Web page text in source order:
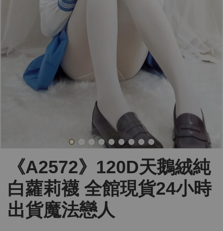
《A2572》120D天鵝絨純
白蘿莉襪 全館現貨24小時
出貨魔法戀人